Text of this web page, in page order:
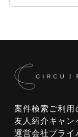
案件検索 ご利用
友人紹介キャン
運営会社プライ